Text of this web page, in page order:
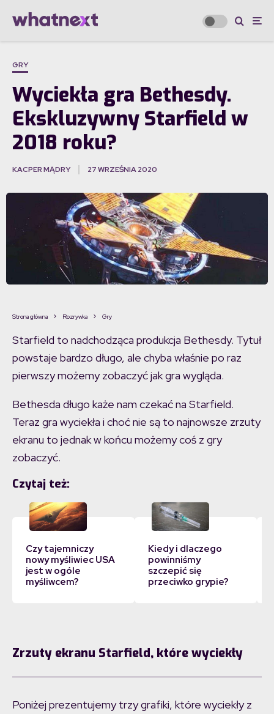
GRY
Wyciekła gra Bethesdy.
Ekskluzywny Starfield w
2018 roku?
KACPER MĄDRY 27 WRZEŚNIA 2020
Strona główna Rozrywka Gry
Starfield to nadchodząca produkcja Bethesdy. Tytuł
powstaje bardzo długo, ale chyba właśnie po raz
pierwszy możemy zobaczyć jak gra wygląda.
Bethesda długo każe nam czekać na Starfield.
Teraz gra wyciekła i choć nie są to najnowsze zrzuty
ekranu to jednak w końcu możemy coś z gry
zobaczyć.
Czytaj też:
Czy tajemniczy
nowy myśliwiec USA
jest w ogóle
myśliwcem?
Kiedy i dlaczego
powinniśmy
szczepić się
przeciwko grypie?
Zrzuty ekranu Starfield, które wyciekły
Poniżej prezentujemy trzy grafiki, które wyciekły z